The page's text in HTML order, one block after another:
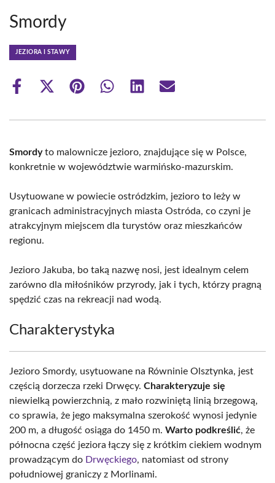
Smordy
JEZIORA I STAWY
Share
Share
(Twitter)
Share Share Share Share
Smordyto malownicze jezioro, znajdujące się w Polsce,
konkretnie w województwie warmińsko-mazurskim.
Usytuowane w powiecie ostródzkim, jezioro to leży w
granicach administracyjnych miasta Ostróda, co czyni je
atrakcyjnym miejscem dla turystów oraz mieszkańców
regionu.
Jezioro Jakuba, bo taką nazwę nosi, jest idealnym celem
zarówno dla miłośników przyrody, jak i tych, którzy pragną
spędzić czas na rekreacji nad wodą.
Charakterystyka
Jezioro Smordy, usytuowane na Równinie Olsztynka, jest
częścią dorzecza rzeki Drwęcy. Charakteryzuje się
niewielką powierzchnią, z mało rozwiniętą linią brzegową,
co sprawia, że jego maksymalna szerokość wynosi jedynie
200 m, a długość osiąga do 1450 m. Warto podkreślić, że
północna część jeziora łączy się z krótkim ciekiem wodnym
prowadzącym do Drwęckiego, natomiast od strony
południowej graniczy z Morlinami.